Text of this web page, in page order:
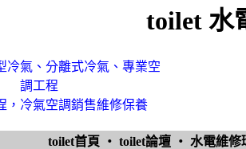
toilet 水
冷氣、分離式冷氣、專業空
調工程
，冷氣空調銷售維修保養
toilet首頁 ‧ toilet論壇 ‧ 水電維